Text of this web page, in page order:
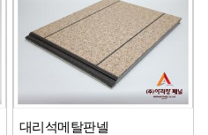
대리석메탈판넬